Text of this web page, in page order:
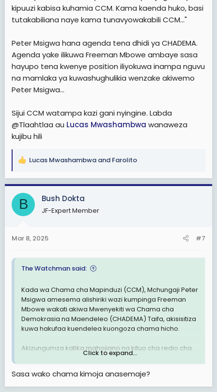
kipuuzi kabisa kuhamia CCM. Kama kaenda huko, basi
tutakabiliana naye kama tunavyowakabili CCM..."
Peter Msigwa hana agenda tena dhidi ya CHADEMA.
Agenda yake ilikuwa Freeman Mbowe ambaye sasa
hayupo tena kwenye position iliyokuwa inampa nguvu
na mamlaka ya kuwashughulikia wenzake akiwemo
Peter Msigwa...
Sijui CCM watampa kazi gani nyingine. Labda
@Tlaahtlaa au Lucas Mwashambwa wanaweza
kujibu hili
R
a
c
i
s
Lucas Mwashambwa and Farolito
B Bush Dokta
JF-Expert Member
Mar 8, 2025 #7
The Watchman said:
Kada wa Chama cha Mapinduzi (CCM), Mchungaji Peter
Msigwa amesema alishiriki wazi kumpinga Freeman
Mbowe wakati akiwa Mwenyekiti wa Chama cha
Demokrasia na Maendeleo (CHADEMA) Taifa, akisisitiza
kuwa hakufaa kuendelea kuongoza chama hicho.
Akizungumza katika mahojiano na kituo cha redio cha
Ebony FM leo, Msigwa amesema kuwa aliona mapema
aliamini kwa asilimia 100 kuwa angepoteza nafasi yake
ya uongozi.
Click to expand...
Sasa wako chama kimoja anasemaje?